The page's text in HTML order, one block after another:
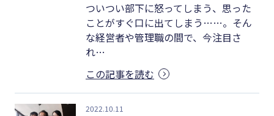
ついつい部下に怒ってしまう、思った
ことがすぐ口に出てしまう……。そん
な経営者や管理職の間で、今注目さ
れ…
この記事を読む
2022.10.11